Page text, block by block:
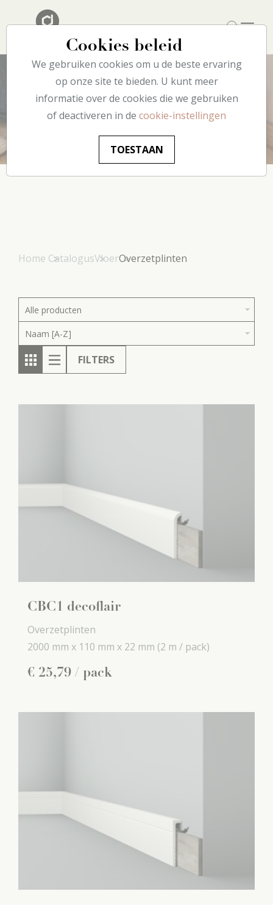
Overzetplinten
Home CatalogusVloerOverzetplinten
Alle producten
Naam [A-Z]
FILTERS
CBC1 decoflair
Overzetplinten
2000 mm x 110 mm x 22 mm (2 m / pack)
€ 25,79 / pack
Cookies beleid
We gebruiken cookies om u de beste ervaring
op onze site te bieden. U kunt meer
informatie over de cookies die we gebruiken
of deactiveren in de cookie-instellingen
TOESTAAN